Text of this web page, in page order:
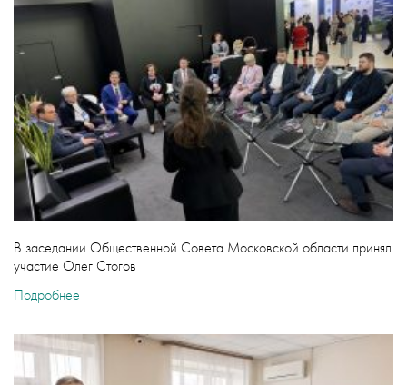
В заседании Общественной Совета Московской области принял
участие Олег Стогов
Подробнее